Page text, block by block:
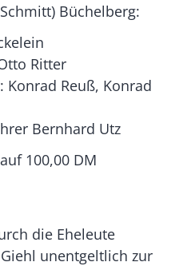
Büchelberg:
Ritter
Reuß, Konrad
Bernhard Utz
100,00 DM
die Eheleute
unentgeltlich zur